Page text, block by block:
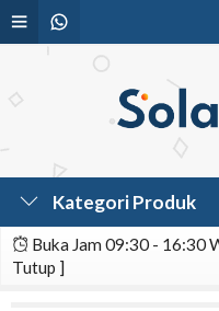
Kategori Produk
Buka Jam 09:30 - 16:30
Tutup ]